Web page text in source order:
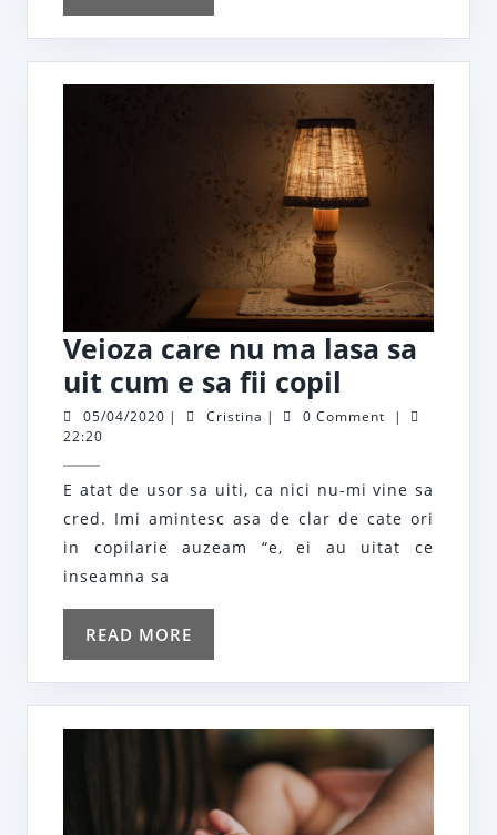
MORE
Veioza care nu ma lasa sa
uit cum e sa fii copil
care
ma
lasa
sa
sa
fii
copil
05/04/2020 05/04/2020
| Cristina Cristina
| 0 Comment
|
22:20
E atat de usor sa uiti, ca nici nu-mi vine sa
cred. Imi amintesc asa de clar de cate ori
in copilarie auzeam “e, ei au uitat ce
inseamna sa
READ MORE
MORE